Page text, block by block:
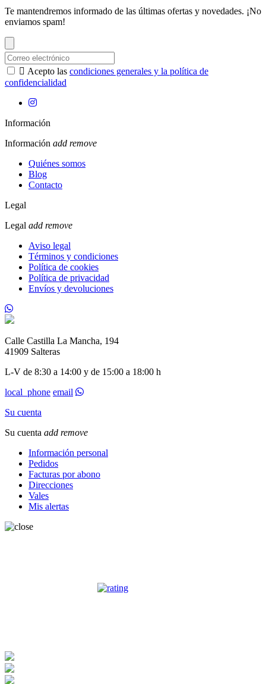
Te mantendremos informado de las últimas ofertas y novedades. ¡No
enviamos spam!
 Acepto las condiciones generales y la política de
confidencialidad
Información
Información add remove
Quiénes somos
Blog
Contacto
Legal
Legal add remove
Aviso legal
Términos y condiciones
Política de cookies
Política de privacidad
Envíos y devoluciones
Calle Castilla La Mancha, 194
41909 Salteras
L-V de 8:30 a 14:00 y de 15:00 a 18:00 h
local_phone email
Su cuenta
Su cuenta add remove
Información personal
Pedidos
Facturas por abono
Direcciones
Vales
Mis alertas
OPINIONES CLIENTES